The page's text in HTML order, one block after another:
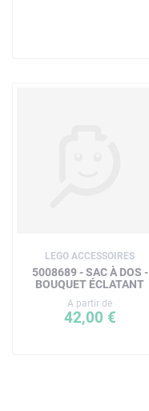
LEGO ACCESSOIRES
5008689 - SAC À DOS -
BOUQUET ÉCLATANT
A partir de
42,00 €